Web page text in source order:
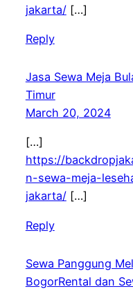
jakarta/[…]
Reply
Jasa Sewa Meja
Timur
March 20, 2024
[…]
https://
n-sewa-meja-
jakarta/[…]
Reply
Sewa Panggung
BogorRental dan